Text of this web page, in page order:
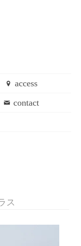
access
contact
ス